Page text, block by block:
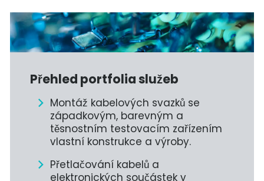
Přehled portfolia služeb
Montáž kabelových svazků se
západkovým, barevným a
těsnostním testovacím zařízením
vlastní konstrukce a výroby.
Přetlačování kabelů a
elektronických součástek v